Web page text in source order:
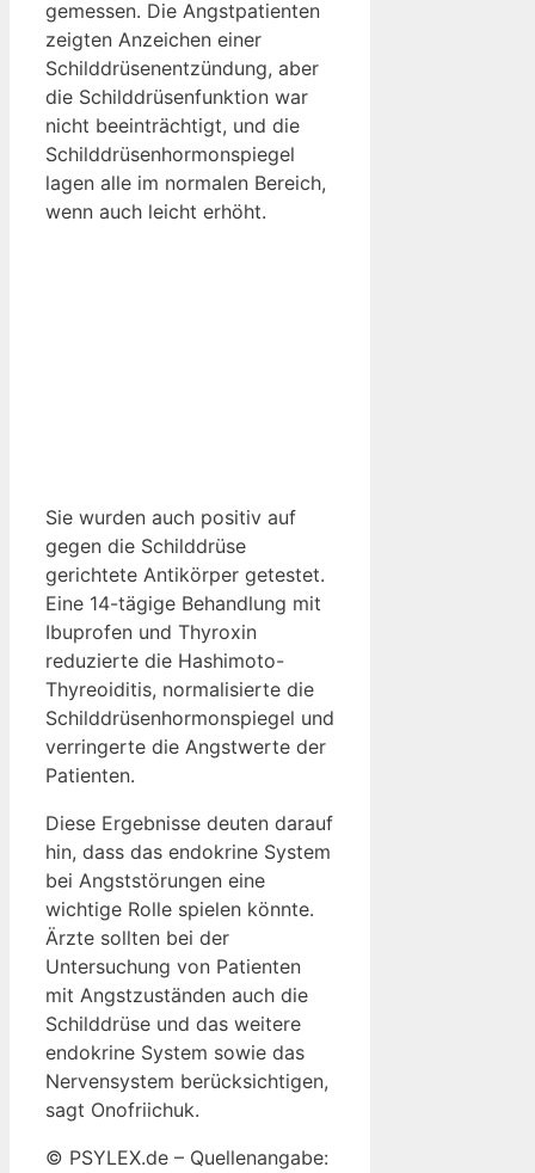
gemessen. Die Angstpatienten
zeigten Anzeichen einer
Schilddrüsenentzündung, aber
die Schilddrüsenfunktion war
nicht beeinträchtigt, und die
Schilddrüsenhormonspiegel
lagen alle im normalen Bereich,
wenn auch leicht erhöht.
Sie wurden auch positiv auf
gegen die Schilddrüse
gerichtete Antikörper getestet.
Eine 14-tägige Behandlung mit
Ibuprofen und Thyroxin
reduzierte die Hashimoto-
Thyreoiditis, normalisierte die
Schilddrüsenhormonspiegel und
verringerte die Angstwerte der
Patienten.
Diese Ergebnisse deuten darauf
hin, dass das endokrine System
bei Angststörungen eine
wichtige Rolle spielen könnte.
Ärzte sollten bei der
Untersuchung von Patienten
mit Angstzuständen auch die
Schilddrüse und das weitere
endokrine System sowie das
Nervensystem berücksichtigen,
sagt Onofriichuk.
© PSYLEX.de – Quellenangabe: